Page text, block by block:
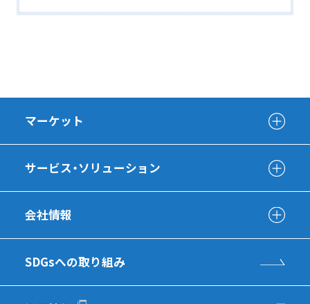
マーケット
サービス・ソリューション
会社情報
SDGsへの取り組み